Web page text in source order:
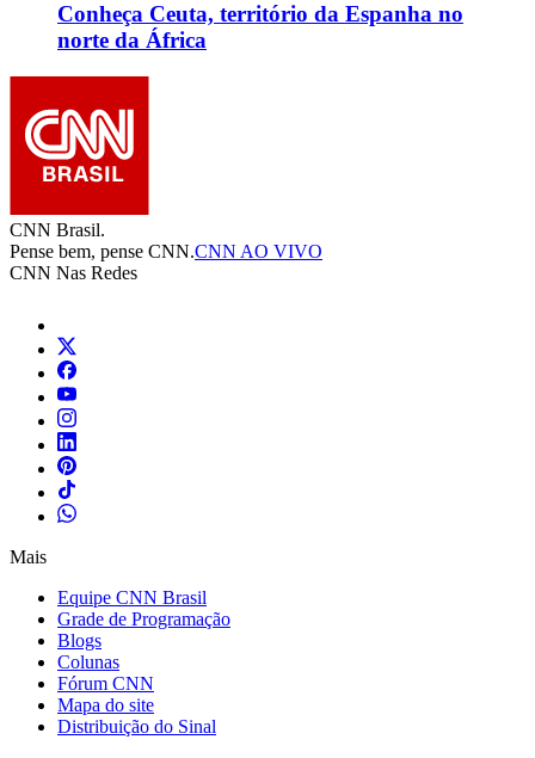
Conheça Ceuta, território da Espanha no
norte da África
CNN Brasil.
Pense bem, pense CNN.CNN AO VIVO
CNN Nas Redes
Mais
Equipe CNN Brasil
Grade de Programação
Blogs
Colunas
Fórum CNN
Mapa do site
Distribuição do Sinal